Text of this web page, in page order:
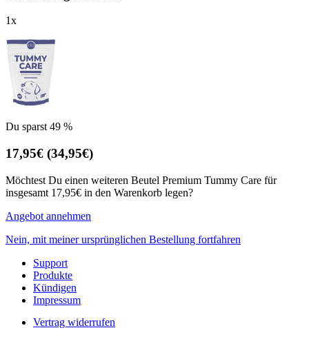
1x
Du sparst 49 %
17,95€ (34,95€)
Möchtest Du einen weiteren Beutel Premium Tummy Care für
insgesamt 17,95€ in den Warenkorb legen?
Angebot annehmen
Nein, mit meiner ursprünglichen Bestellung fortfahren
Support
Produkte
Kündigen
Impressum
Vertrag widerrufen